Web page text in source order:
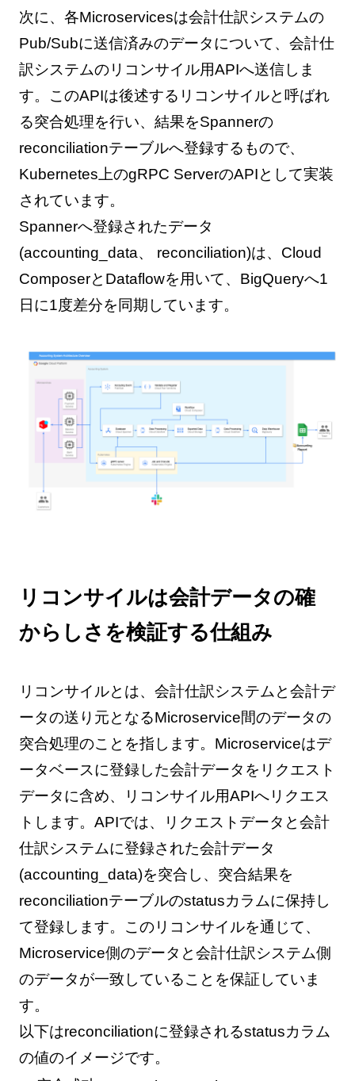
次に、各Microservicesは会計仕訳システムの
Pub/Subに送信済みのデータについて、会計仕
訳システムのリコンサイル用APIへ送信しま
す。このAPIは後述するリコンサイルと呼ばれ
る突合処理を行い、結果をSpannerの
reconciliationテーブルへ登録するもので、
Kubernetes上のgRPC ServerのAPIとして実装
されています。
Spannerへ登録されたデータ
(accounting_data、 reconciliation)は、Cloud
ComposerとDataflowを用いて、BigQueryへ1
日に1度差分を同期しています。
リコンサイルは会計データの確
からしさを検証する仕組み
リコンサイルとは、会計仕訳システムと会計デ
ータの送り元となるMicroservice間のデータの
突合処理のことを指します。Microserviceはデ
ータベースに登録した会計データをリクエスト
データに含め、リコンサイル用APIへリクエス
トします。APIでは、リクエストデータと会計
仕訳システムに登録された会計データ
(accounting_data)を突合し、突合結果を
reconciliationテーブルのstatusカラムに保持し
て登録します。このリコンサイルを通じて、
Microservice側のデータと会計仕訳システム側
のデータが一致していることを保証していま
す。
以下はreconciliationに登録されるstatusカラム
の値のイメージです。